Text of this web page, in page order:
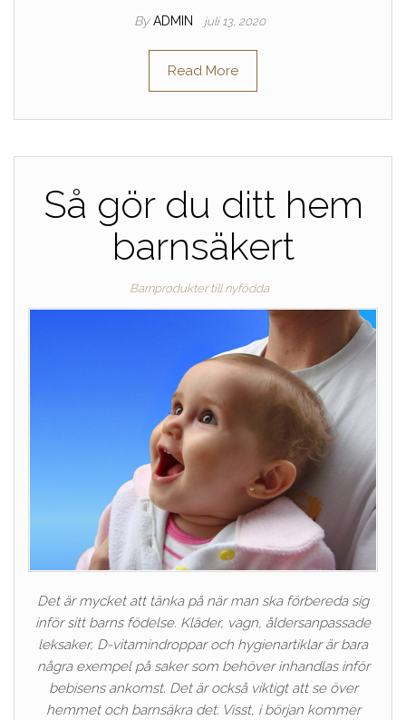
By ADMIN juli 13, 2020
Read More
Så gör du ditt hem
barnsäkert
Barnprodukter till nyfödda
Det är mycket att tänka på när man ska förbereda sig
inför sitt barns födelse. Kläder, vagn, åldersanpassade
leksaker, D-vitamindroppar och hygienartiklar är bara
några exempel på saker som behöver inhandlas inför
bebisens ankomst. Det är också viktigt att se över
hemmet och barnsäkra det. Visst, i början kommer